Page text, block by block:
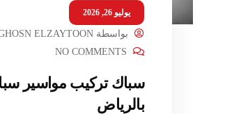
يوليو 26, 2026
بواسطة ELZAYTOON
NO COMMENTS
سباك تركيب مواسير
بالرياض